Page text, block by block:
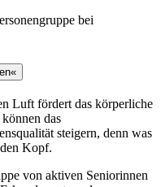
Luft fördert das körperliche
das
steigern, denn was
Kopf.
von aktiven Seniorinnen